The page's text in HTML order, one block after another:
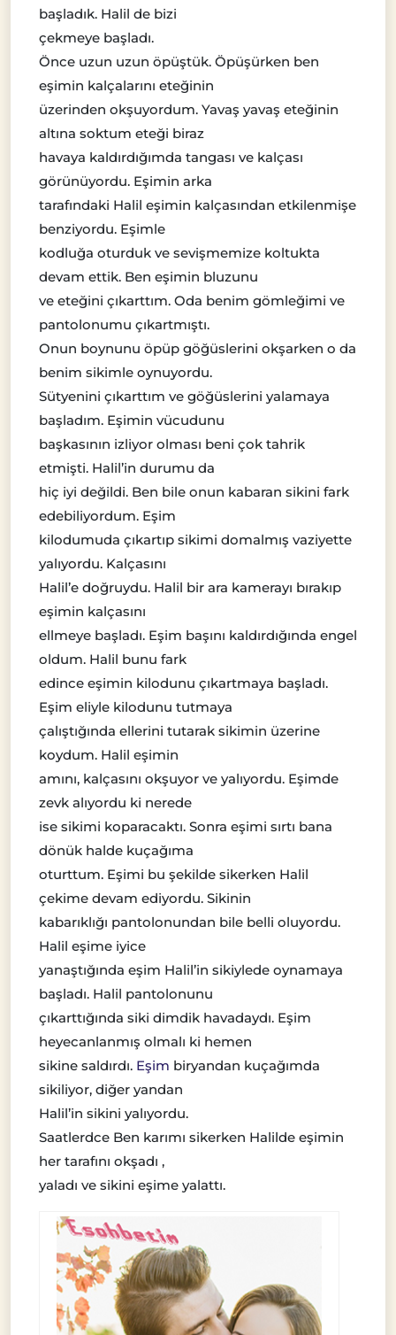
başladık. Halil de bizi
çekmeye başladı.
Önce uzun uzun öpüştük. Öpüşürken ben
eşimin kalçalarını eteğinin
üzerinden okşuyordum. Yavaş yavaş eteğinin
altına soktum eteği biraz
havaya kaldırdığımda tangası ve kalçası
görünüyordu. Eşimin arka
tarafındaki Halil eşimin kalçasından etkilenmişe
benziyordu. Eşimle
kodluğa oturduk ve sevişmemize koltukta
devam ettik. Ben eşimin bluzunu
ve eteğini çıkarttım. Oda benim gömleğimi ve
pantolonumu çıkartmıştı.
Onun boynunu öpüp göğüslerini okşarken o da
benim sikimle oynuyordu.
Sütyenini çıkarttım ve göğüslerini yalamaya
başladım. Eşimin vücudunu
başkasının izliyor olması beni çok tahrik
etmişti. Halil’in durumu da
hiç iyi değildi. Ben bile onun kabaran sikini fark
edebiliyordum. Eşim
kilodumuda çıkartıp sikimi domalmış vaziyette
yalıyordu. Kalçasını
Halil’e doğruydu. Halil bir ara kamerayı bırakıp
eşimin kalçasını
ellmeye başladı. Eşim başını kaldırdığında engel
oldum. Halil bunu fark
edince eşimin kilodunu çıkartmaya başladı.
Eşim eliyle kilodunu tutmaya
çalıştığında ellerini tutarak sikimin üzerine
koydum. Halil eşimin
amını, kalçasını okşuyor ve yalıyordu. Eşimde
zevk alıyordu ki nerede
ise sikimi koparacaktı. Sonra eşimi sırtı bana
dönük halde kuçağıma
oturttum. Eşimi bu şekilde sikerken Halil
çekime devam ediyordu. Sikinin
kabarıklığı pantolonundan bile belli oluyordu.
Halil eşime iyice
yanaştığında eşim Halil’in sikiylede oynamaya
başladı. Halil pantolonunu
çıkarttığında siki dimdik havadaydı. Eşim
heyecanlanmış olmalı ki hemen
sikine saldırdı. Eşim biryandan kuçağımda
sikiliyor, diğer yandan
Halil’in sikini yalıyordu.
Saatlerdce Ben karımı sikerken Halilde eşimin
her tarafını okşadı ,
yaladı ve sikini eşime yalattı.